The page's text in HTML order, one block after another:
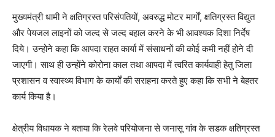
मुख्यमंत्री धामी ने क्षतिग्रस्त परिसंपतियों, अवरुद्ध मोटर मार्गों, क्षतिग्रस्त विद्युत
और पेयजल लाइनों को जल्द से जल्द बहाल करने के भी आवश्यक दिशा निर्देष
दिये। उन्होने कहा कि आपदा राहत कार्या में संसाधनों की कोई कमी नहीं होने दी
जाएगी। साथ ही उन्होंने कोरोना काल तथा आपदा में त्वरित कार्यवाही हेतु जिला
प्रशासन व स्वास्थ्य विभाग के कार्यों की सराहना करते हुए कहा कि सभी ने बेहतर
कार्य किया है।
क्षेत्रीय विधायक ने बताया कि रेलवे परियोजना से जनासू गांव के सडक क्षतिग्रस्त